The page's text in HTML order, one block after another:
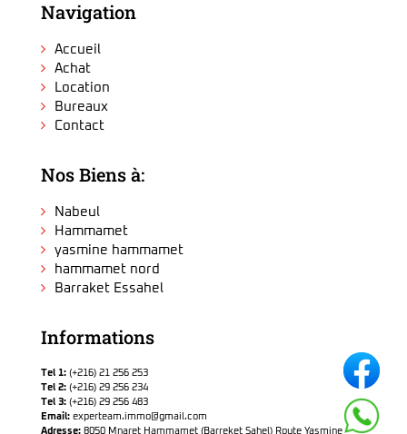
Navigation
Accueil
Achat
Location
Bureaux
Contact
Nos Biens à:
Nabeul
Hammamet
yasmine hammamet
hammamet nord
Barraket Essahel
Informations
Tel 1: (+216) 21 256 253
Tel 2: (+216) 29 256 234
Tel 3: (+216) 29 256 483
Email: experteam.immo@gmail.com
Adresse: 8050 Mnaret Hammamet (Barreket Sahel) Route Yasmine